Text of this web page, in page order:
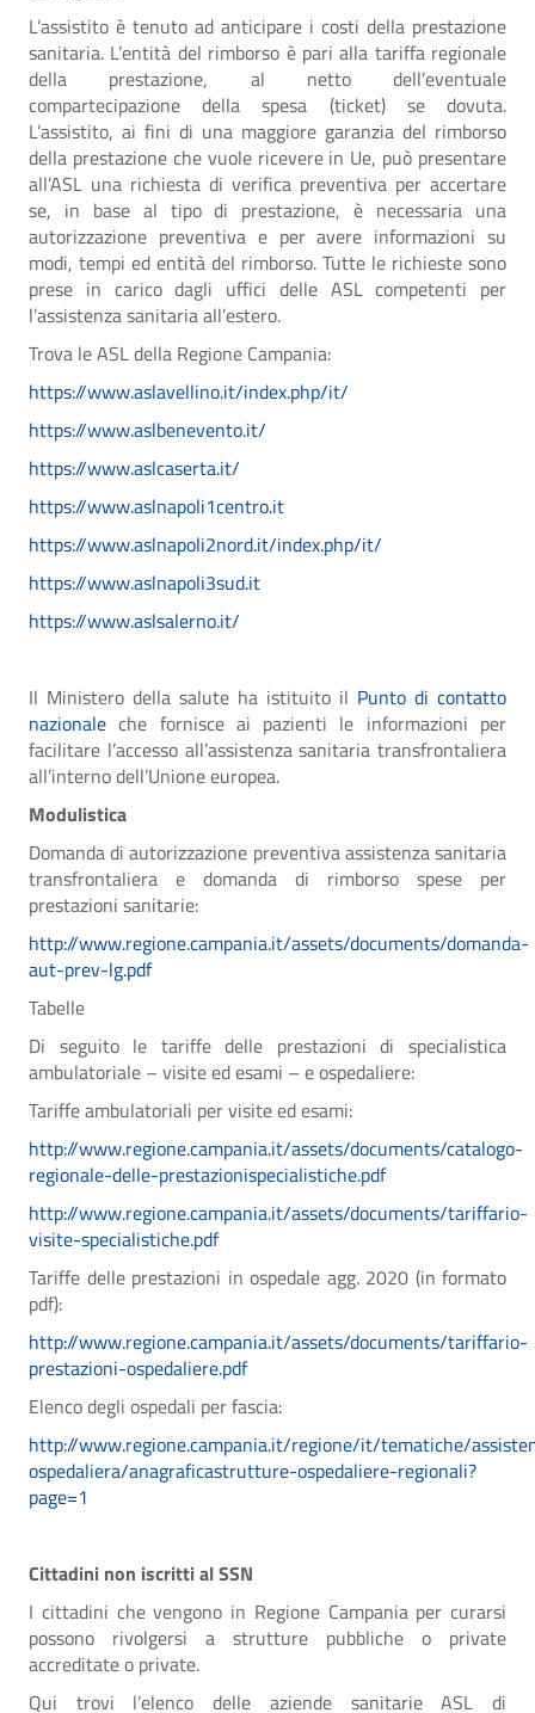
L’assistito è tenuto ad anticipare i costi della prestazione
sanitaria. L’entità del rimborso è pari alla tariffa regionale
della prestazione, al netto dell’eventuale
compartecipazione della spesa (ticket) se dovuta.
L’assistito, ai fini di una maggiore garanzia del rimborso
della prestazione che vuole ricevere in Ue, può presentare
all’ASL una richiesta di verifica preventiva per accertare
se, in base al tipo di prestazione, è necessaria una
autorizzazione preventiva e per avere informazioni su
modi, tempi ed entità del rimborso. Tutte le richieste sono
prese in carico dagli uffici delle ASL competenti per
l’assistenza sanitaria all’estero.
Trova le ASL della Regione Campania:
https://www.aslavellino.it/index.php/it/
https://www.aslbenevento.it/
https://www.aslcaserta.it/
https://www.aslnapoli1centro.it
https://www.aslnapoli2nord.it/index.php/it/
https://www.aslnapoli3sud.it
https://www.aslsalerno.it/
Il Ministero della salute ha istituito il Punto di contatto
nazionale che fornisce ai pazienti le informazioni per
facilitare l’accesso all’assistenza sanitaria transfrontaliera
all’interno dell’Unione europea.
Modulistica
Domanda di autorizzazione preventiva assistenza sanitaria
transfrontaliera e domanda di rimborso spese per
prestazioni sanitarie:
http://www.regione.campania.it/assets/documents/domanda-
aut-prev-lg.pdf
Tabelle
Di seguito le tariffe delle prestazioni di specialistica
ambulatoriale – visite ed esami – e ospedaliere:
Tariffe ambulatoriali per visite ed esami:
http://www.regione.campania.it/assets/documents/catalogo-
regionale-delle-prestazionispecialistiche.pdf
http://www.regione.campania.it/assets/documents/tariffario-
visite-specialistiche.pdf
Tariffe delle prestazioni in ospedale agg. 2020 (in formato
pdf):
http://www.regione.campania.it/assets/documents/tariffario-
prestazioni-ospedaliere.pdf
Elenco degli ospedali per fascia:
http://www.regione.campania.it/regione/it/tematiche/
ospedaliera/anagraficastrutture-ospedaliere-regionali?
page=1
Cittadini non iscritti al SSN
I cittadini che vengono in Regione Campania per curarsi
possono rivolgersi a strutture pubbliche o private
accreditate o private.
Qui trovi l’elenco delle aziende sanitarie ASL di